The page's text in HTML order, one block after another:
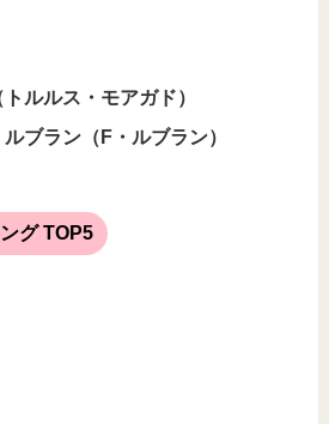
ルルス・モアガド）
ブラン（F・ルブラン）
グ TOP5